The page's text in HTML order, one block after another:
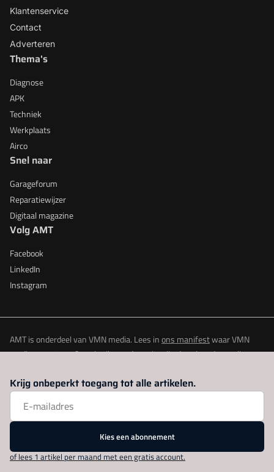
Klantenservice
Contact
Adverteren
Thema's
Diagnose
APK
Techniek
Werkplaats
Airco
Snel naar
Garageforum
Reparatiewijzer
Digitaal magazine
Volg AMT
Facebook
LinkedIn
Instagram
AMT is onderdeel van VMN media. Lees inons manifestwaar VMN
media voor staat. Op gebruik van deze site zijn de volgende regelingen
Privacy instellingen
Krijg onbeperkt toegang tot alle artikelen.
Kies een abonnement
of lees 1 artikel per maand met een gratis account.